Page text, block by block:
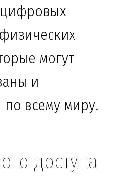
цифровых
могут
и
всему миру.
доступа